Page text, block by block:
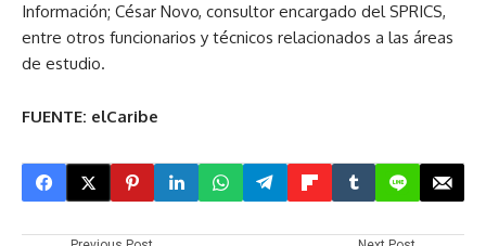
Información; César Novo, consultor encargado del SPRICS,
entre otros funcionarios y técnicos relacionados a las áreas
de estudio.
FUENTE: elCaribe